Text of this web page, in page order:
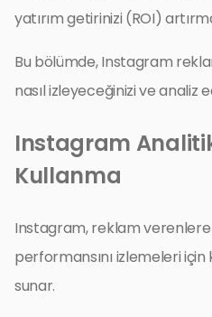
yatırım getirinizi (ROI)
Bu bölümde, Instagram
nasıl izleyeceğinizi ve analiz
Instagram
Kullanma
Instagram, reklam
performansını izlemeleri
sunar.